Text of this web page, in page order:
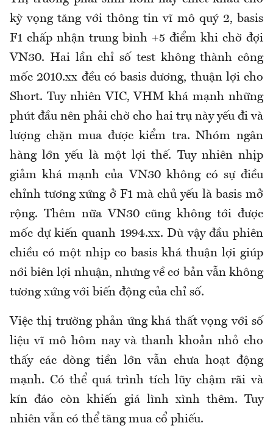
kỳ vọng tăng với thông tin vĩ mô quý 2, basis
F1 chấp nhận trung bình +5 điểm khi chờ đợi
VN30. Hai lần chỉ số test không thành công
mốc 2010.xx đều có basis dương, thuận lợi cho
Short. Tuy nhiên VIC, VHM khá mạnh những
phút đầu nên phải chờ cho hai trụ này yếu đi và
lượng chặn mua được kiểm tra. Nhóm ngân
hàng lớn yếu là một lợi thế. Tuy nhiên nhịp
giảm khá mạnh của VN30 không có sự điều
chỉnh tương xứng ở F1 mà chủ yếu là basis mở
rộng. Thêm nữa VN30 cũng không tới được
mốc dự kiến quanh 1994.xx. Dù vậy đầu phiên
chiều có một nhịp co basis khá thuận lợi giúp
nới biên lợi nhuận, nhưng về cơ bản vẫn không
tương xứng với biến động của chỉ số.
Việc thị trường phản ứng khá thất vọng với số
liệu vĩ mô hôm nay và thanh khoản nhỏ cho
thấy các dòng tiền lớn vẫn chưa hoạt động
mạnh. Có thể quá trình tích lũy chậm rãi và
kín đáo còn khiến giá lình xình thêm. Tuy
nhiên vẫn có thể tăng mua cổ phiếu.